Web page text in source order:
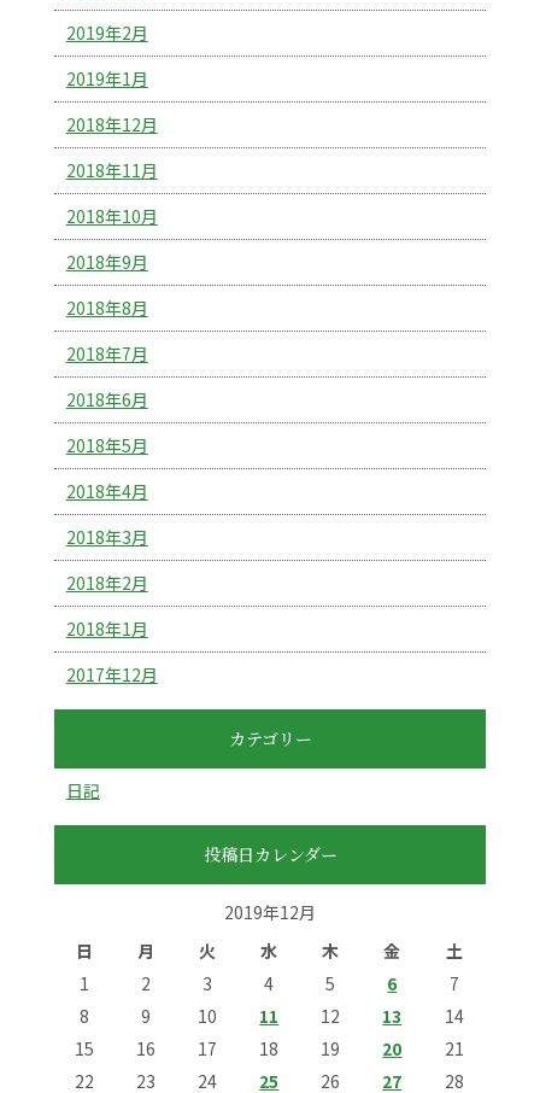
2019年2月
2019年1月
2018年12月
2018年11月
2018年10月
2018年9月
2018年8月
2018年7月
2018年6月
2018年5月
2018年4月
2018年3月
2018年2月
2018年1月
2017年12月
カテゴリー
日記
投稿日カレンダー
2019年12月
日
月 火 水 木 金
土
1
2 3 4 5 6
7
8
9 10 11 12 13
14
15
16 17 18 19 20
21
22
23 24 25 26 27 28